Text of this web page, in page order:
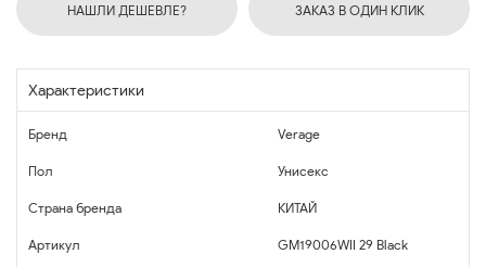
НАШЛИ ДЕШЕВЛЕ? ЗАКАЗ В ОДИН КЛИК
Характеристики
Бренд Verage
Пол Унисекс
Страна бренда КИТАЙ
Артикул GM19006WII 29 Black